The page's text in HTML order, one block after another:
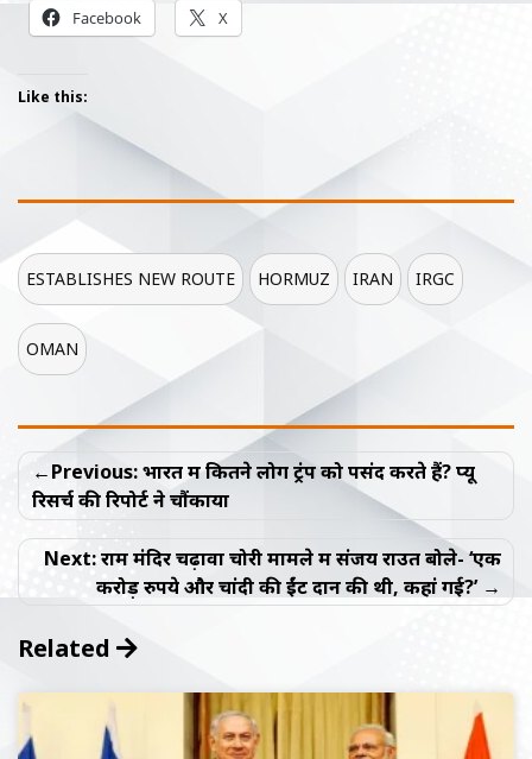
Facebook X
Like this:
ESTABLISHES NEW ROUTE HORMUZ IRAN IRGC
OMAN
Post
navigation
Previous: भारत में कितने लोग ट्रंप को पसंद करते हैं? प्यू
रिसर्च की रिपोर्ट ने चौंकाया
Next: राम मंदिर चढ़ावा चोरी मामले में संजय राउत बोले- ‘एक
करोड़ रुपये और चांदी की ईंट दान की थी, कहां गई?’
Related